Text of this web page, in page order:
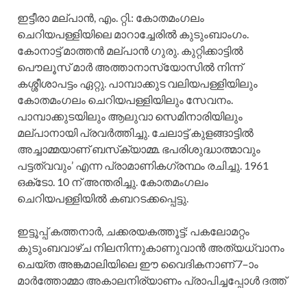
ഇട്ടീരാ മല്‌പാന്‍, എം. റ്റി.: കോതമംഗലം
ചെറിയപള്ളിയിലെ മാറാച്ചേരില്‍ കുടുംബാംഗം.
കോനാട്ട്‌ മാത്തന്‍ മല്‌പാന്‍ ഗുരു. കുറ്റിക്കാട്ടില്‍
പൌലൂസ്‌ മാര്‍ അത്താനാസ്യോസില്‍ നിന്ന്‌
കശ്ശീശാപട്ടം ഏറ്റു. പാമ്പാക്കുട വലിയപള്ളിയിലും
കോതമംഗലം ചെറിയപള്ളിയിലും സേവനം.
പാമ്പാക്കുടയിലും ആലുവാ സെമിനാരിയിലും
മല്‌പാനായി പ്രവര്‍ത്തിച്ചു. ചേലാട്ട്‌ കുളങ്ങാട്ടില്‍
അച്ചാമ്മയാണ്‌ ബസ്‌ക്യാമ്മ. ഭപരിശുദ്ധാത്മാവും
പട്ടത്വവും’ എന്ന പ്രാമാണികഗ്രന്ഥം രചിച്ചു. 1961
ഒക്‌ടോ. 10 ന്‌ അന്തരിച്ചു. കോതമംഗലം
ചെറിയപള്ളിയില്‍ കബറടക്കപ്പെട്ടു.
ഇട്ടൂപ്പ്‌ കത്തനാര്‍, ചക്കരയകത്തൂട്ട്‌: പകലോമറ്റം
കുടുംബവാഴ്‌ച നിലനിന്നുകാണുവാന്‍ അത്യധ്വാനം
ചെയ്‌ത അങ്കമാലിയിലെ ഈ വൈദികനാണ്‌ 7–ാം
മാര്‍ത്തോമ്മാ അകാലനിര്യാണം പ്രാപിച്ചപ്പോള്‍ ദത്ത്‌